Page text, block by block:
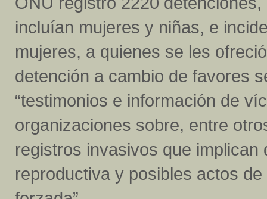
incluían mujeres y niñas, e
mujeres, a quienes se les
detención a cambio de favores
“testimonios e información de
organizaciones sobre, entre
registros invasivos que
reproductiva y posibles actos